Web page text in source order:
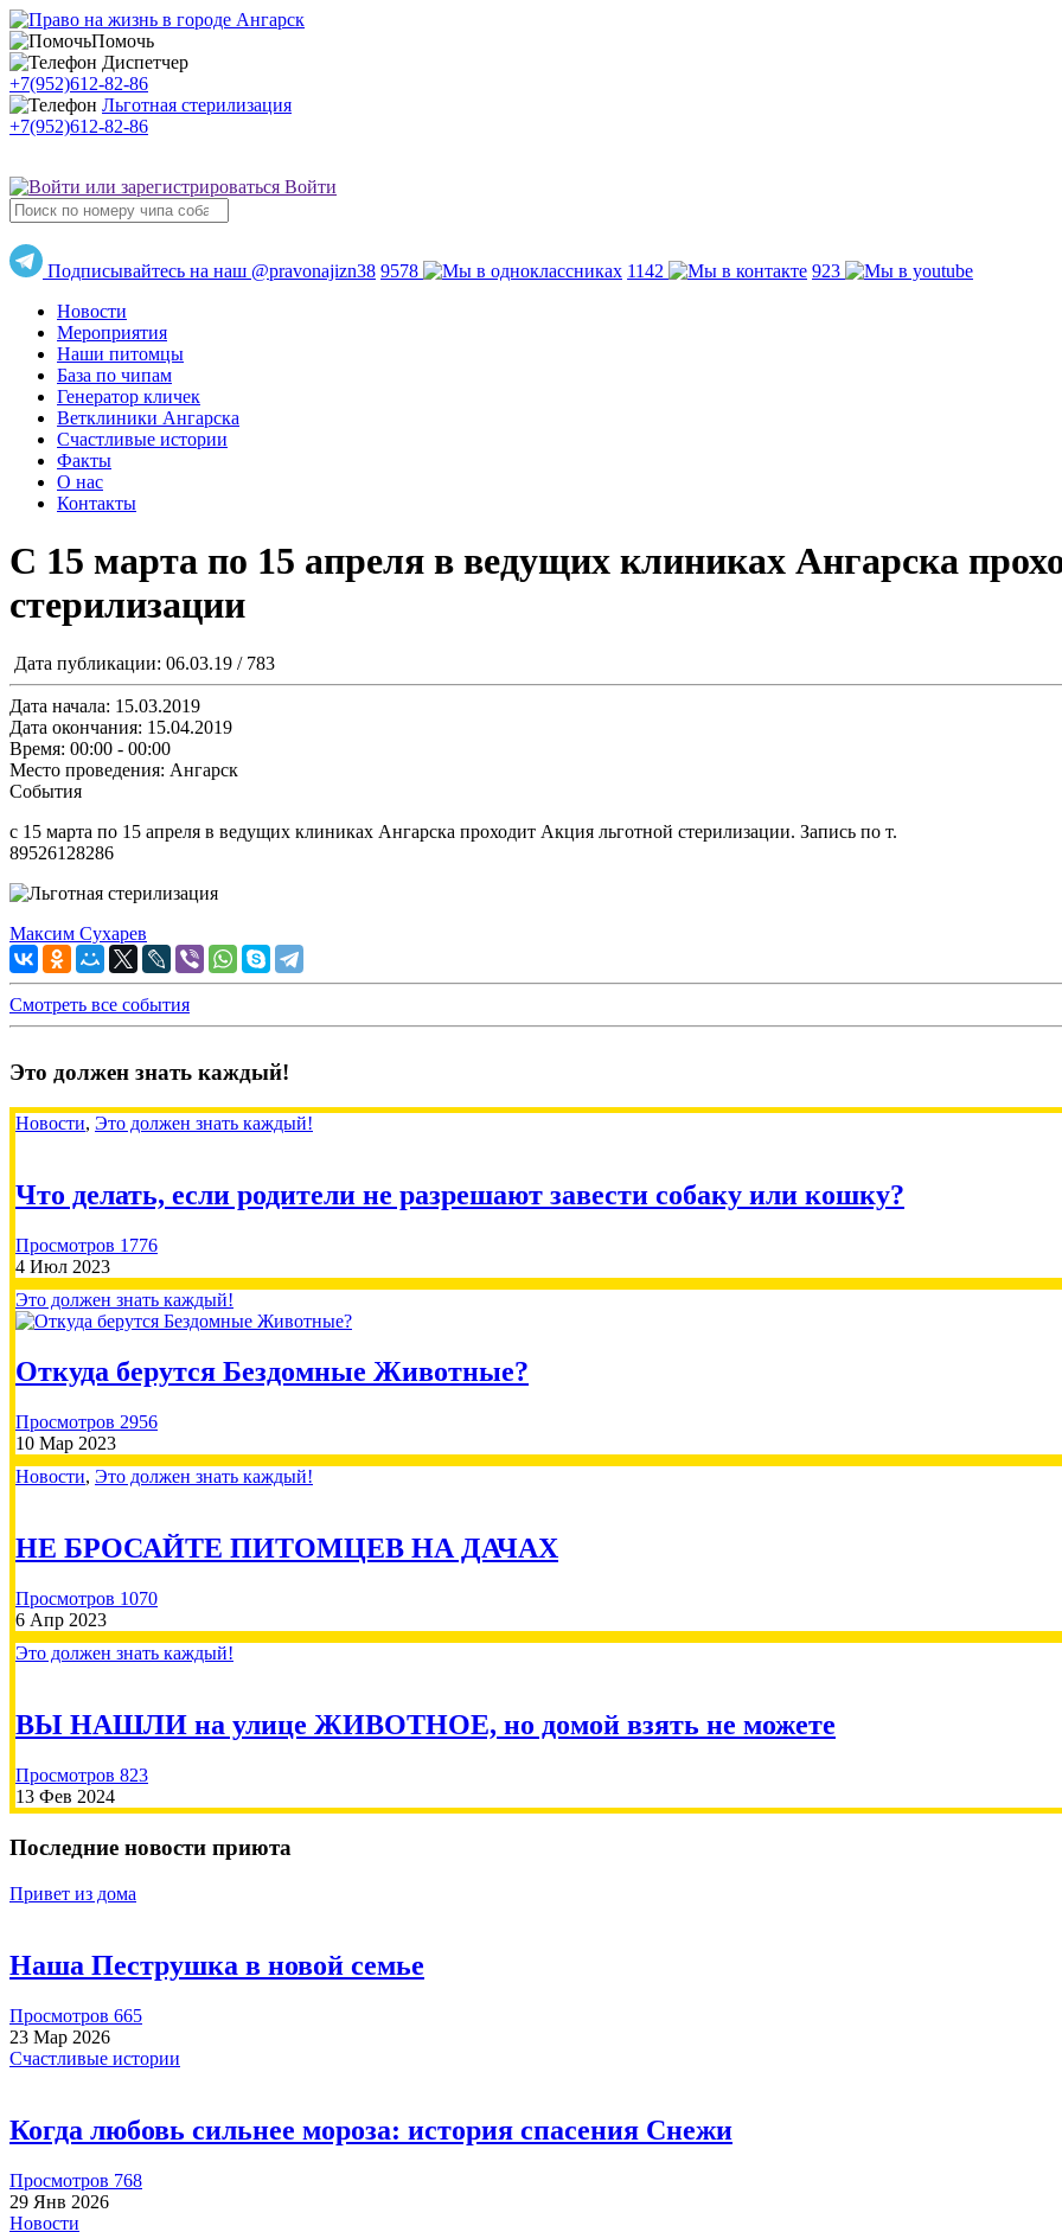
Помочь
Диспетчер
+7(952)612-82-86
Льготная стерилизация
+7(952)612-82-86
Войти
Подписывайтесь на наш @pravonajizn38 9578 1142
923
Новости
Мероприятия
Наши питомцы
База по чипам
Генератор кличек
Ветклиники Ангарска
Счастливые истории
Факты
О нас
Контакты
С 15 марта по 15 апреля в ведущих клиниках Ангарска
стерилизации
Дата публикации: 06.03.19 / 783
Дата начала: 15.03.2019
Дата окончания: 15.04.2019
Время: 00:00 - 00:00
Место проведения: Ангарск
События
с 15 марта по 15 апреля в ведущих клиниках Ангарска проходит Акция льготной стерилизации. Запись по т.
89526128286
Максим Сухарев
Смотреть все события
Это должен знать каждый!
Новости, Это должен знать каждый!
Что делать, если родители не разрешают завести собаку или кошку?
Просмотров 1776
4 Июл 2023
Это должен знать каждый!
Откуда берутся Бездомные Животные?
Просмотров 2956
10 Мар 2023
Новости, Это должен знать каждый!
НЕ БРОСАЙТЕ ПИТОМЦЕВ НА ДАЧАХ
Просмотров 1070
6 Апр 2023
Это должен знать каждый!
ВЫ НАШЛИ на улице ЖИВОТНОЕ, но домой взять не можете
Просмотров 823
13 Фев 2024
Последние новости приюта
Привет из дома
Наша Пеструшка в новой семье
Просмотров 665
23 Мар 2026
Счастливые истории
Когда любовь сильнее мороза: история спасения Снежи
Просмотров 768
29 Янв 2026
Новости